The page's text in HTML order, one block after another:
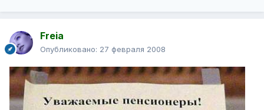
Freia
Опубликовано: 27 февраля 2008